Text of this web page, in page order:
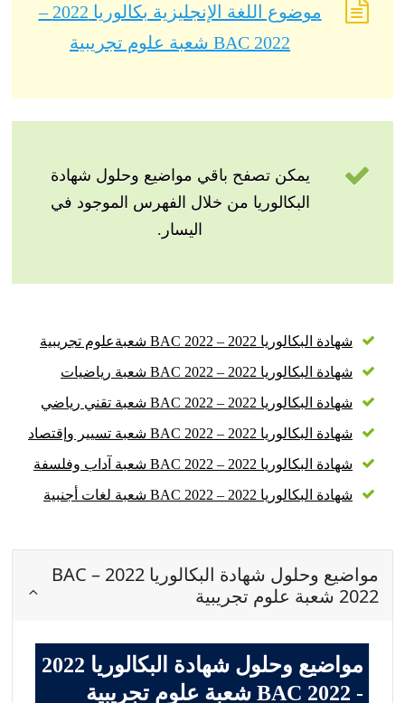
موضوع اللغة الإنجليزية بكالوريا 2022 –
BAC 2022 شعبة علوم تجريبية
يمكن تصفح باقي مواضيع وحلول شهادة
البكالوريا من خلال الفهرس الموجود في
اليسار.
شهادة البكالوريا 2022 – BAC 2022 شعبةعلوم تجريبية
شهادة البكالوريا 2022 – BAC 2022 شعبة رياضيات
شهادة البكالوريا 2022 – BAC 2022 شعبة تقني رياضي
شهادة البكالوريا 2022 – BAC 2022 شعبة تسيير وإقتصاد
شهادة البكالوريا 2022 – BAC 2022 شعبة آداب وفلسفة
شهادة البكالوريا 2022 – BAC 2022 شعبة لغات أجنبية
مواضيع وحلول شهادة البكالوريا 2022 – BAC
2022 شعبة علوم تجريبية
مواضيع وحلول شهادة البكالوريا 2022
- BAC 2022 شعبة علوم تجريبية